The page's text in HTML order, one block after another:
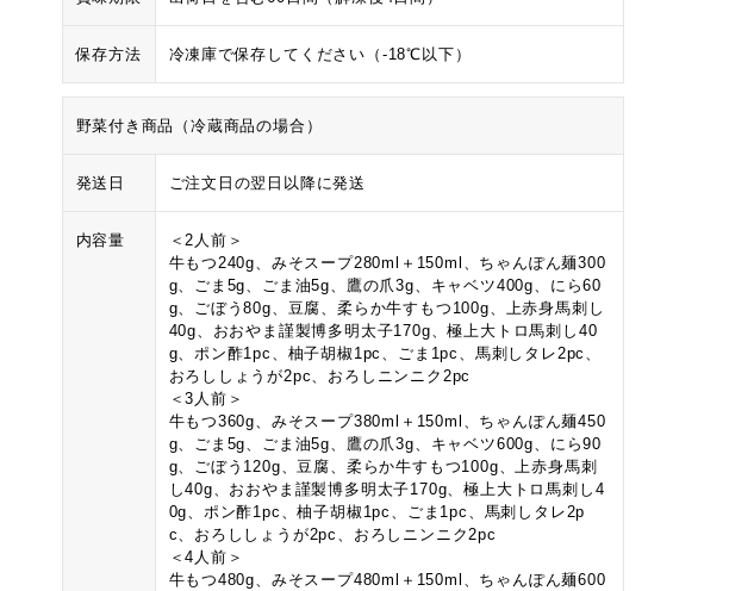
保存方法 冷凍庫で保存してください（-18℃以下）
野菜付き商品（冷蔵商品の場合）
発送日 ご注文日の翌日以降に発送
内容量
＜2人前＞
牛もつ240g、みそスープ280ml＋150ml、ちゃんぽん麺300
g、ごま5g、ごま油5g、鷹の爪3g、キャベツ400g、にら60
g、ごぼう80g、豆腐、柔らか牛すもつ100g、上赤身馬刺し
40g、おおやま謹製博多明太子170g、極上大トロ馬刺し40
g、ポン酢1pc、柚子胡椒1pc、ごま1pc、馬刺しタレ2pc、
おろししょうが2pc、おろしニンニク2pc
＜3人前＞
牛もつ360g、みそスープ380ml＋150ml、ちゃんぽん麺450
g、ごま5g、ごま油5g、鷹の爪3g、キャベツ600g、にら90
g、ごぼう120g、豆腐、柔らか牛すもつ100g、上赤身馬刺
し40g、おおやま謹製博多明太子170g、極上大トロ馬刺し4
0g、ポン酢1pc、柚子胡椒1pc、ごま1pc、馬刺しタレ2p
c、おろししょうが2pc、おろしニンニク2pc
＜4人前＞
牛もつ480g、みそスープ480ml＋150ml、ちゃんぽん麺600